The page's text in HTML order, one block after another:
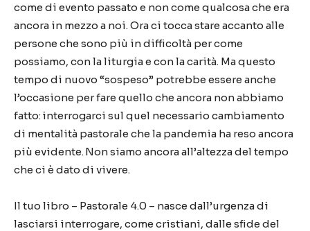
come di evento passato e non come qualcosa che era
ancora in mezzo a noi. Ora ci tocca stare accanto alle
persone che sono più in difficoltà per come
possiamo, con la liturgia e con la carità. Ma questo
tempo di nuovo “sospeso” potrebbe essere anche
l’occasione per fare quello che ancora non abbiamo
fatto: interrogarci sul quel necessario cambiamento
di mentalità pastorale che la pandemia ha reso ancora
più evidente. Non siamo ancora all’altezza del tempo
che ci è dato di vivere.
Il tuo libro – Pastorale 4.0 – nasce dall’urgenza di
lasciarsi interrogare, come cristiani, dalle sfide del